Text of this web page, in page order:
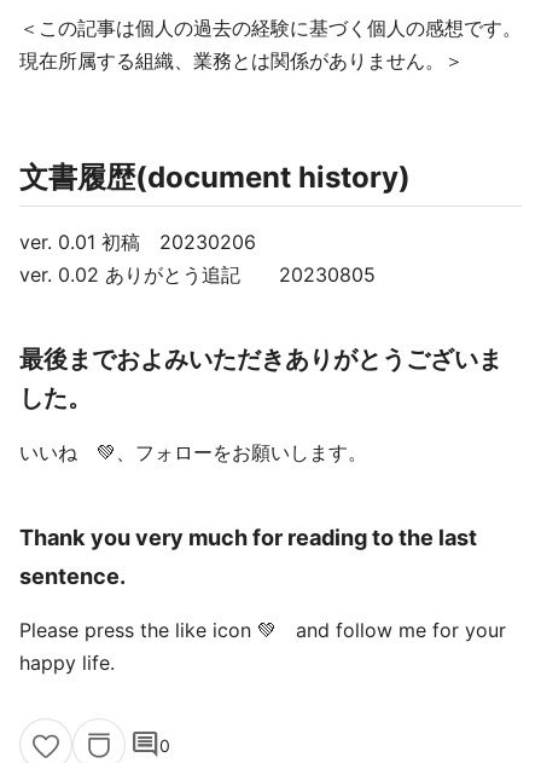
＜この記事は個人の過去の経験に基づく個人の感想です。
現在所属する組織、業務とは関係がありません。＞
文書履歴(document history)
ver. 0.01 初稿 20230206
ver. 0.02 ありがとう追記 20230805
最後までおよみいただきありがとうございま
した。
いいね 💚、フォローをお願いします。
Thank you very much for reading to the last
sentence.
Please press the like icon 💚 and follow me for your
happy life.
comment0